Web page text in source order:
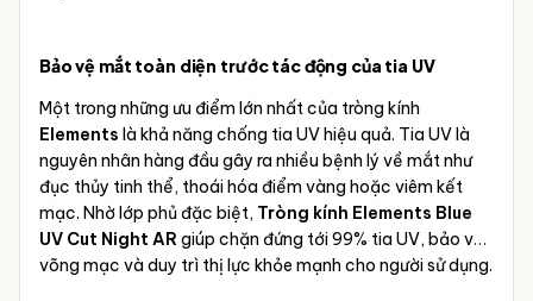
Bảo vệ mắt toàn diện trước tác động của tia UV
Một trong những ưu điểm lớn nhất của tròng kính
Elements là khả năng chống tia UV hiệu quả. Tia UV là
nguyên nhân hàng đầu gây ra nhiều bệnh lý về mắt như
đục thủy tinh thể, thoái hóa điểm vàng hoặc viêm kết
mạc. Nhờ lớp phủ đặc biệt, Tròng kính Elements Blue
UV Cut Night AR giúp chặn đứng tới 99% tia UV, bảo vệ
võng mạc và duy trì thị lực khỏe mạnh cho người sử dụng.